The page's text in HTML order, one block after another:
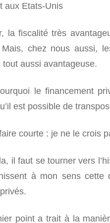
aux Etats-Unis
la fiscalité très
Mais, chez nous aussi,
tout aussi avantageuse.
le financement
est possible de
courte : je ne le crois
il faut se tourner vers
à mon sens
point a trait à la